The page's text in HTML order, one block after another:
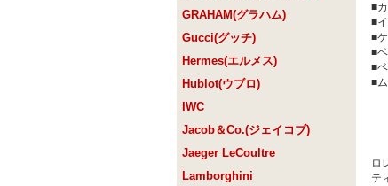
GRAHAM(グラハム)
Gucci(グッチ)
Hermes(エルメス)
Hublot(ウブロ)
IWC
Jacob＆Co.(ジェイコブ)
Jaeger LeCoultre
Lamborghini
■
■
■
■
■
■
ロ
テ